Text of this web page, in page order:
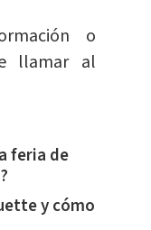
o
llamar al
feria de
y cómo